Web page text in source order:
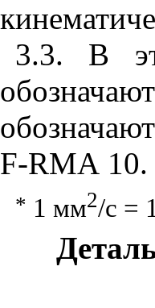
3.3. В
F-RMA 10.
* 1 мм2/с =